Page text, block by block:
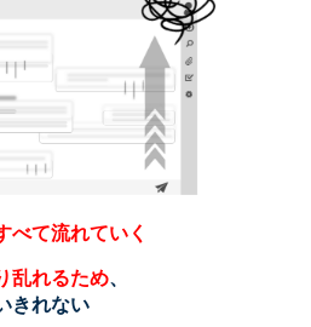
べて流れていく
乱れるため、
きれない